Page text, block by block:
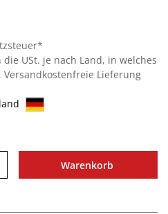
USt. je nach Land, in welches
Lieferung
Warenkorb